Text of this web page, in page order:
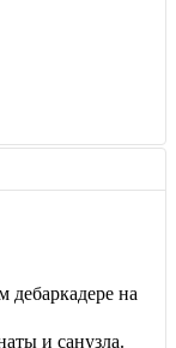
дебаркадере на
и санузла.